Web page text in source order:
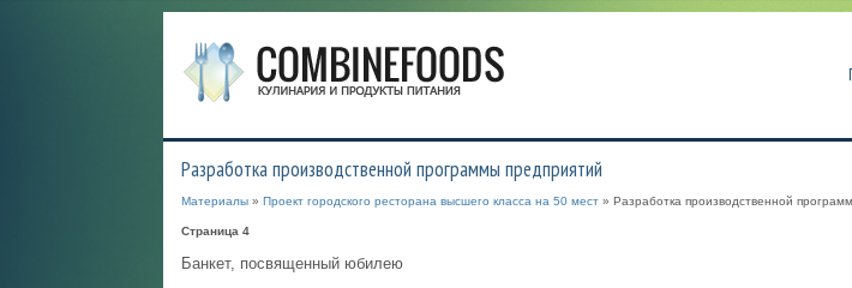
Разработка производственной программы предприятий
Материалы» Проект городского ресторана высшего класса на 50 мест» Разработка производственной
Страница 4
Банкет, посвященный юбилею